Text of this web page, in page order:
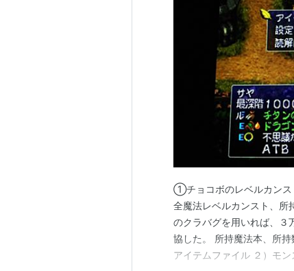
ディレクター：青木和彦
キャラクターデザイン：板鼻
音楽：浜渦正志
監修：中村光一
エグゼクティブプロデューサ
タイトル
チョコボの不思議なダンジョン
チョコボの不思議なダンジョン2
①チョコボのレベルカンス
全魔法レベルカンスト、所
のクラバグを用いれば、３
協した。 所持魔法本、所
アイテムファイル ２）モ